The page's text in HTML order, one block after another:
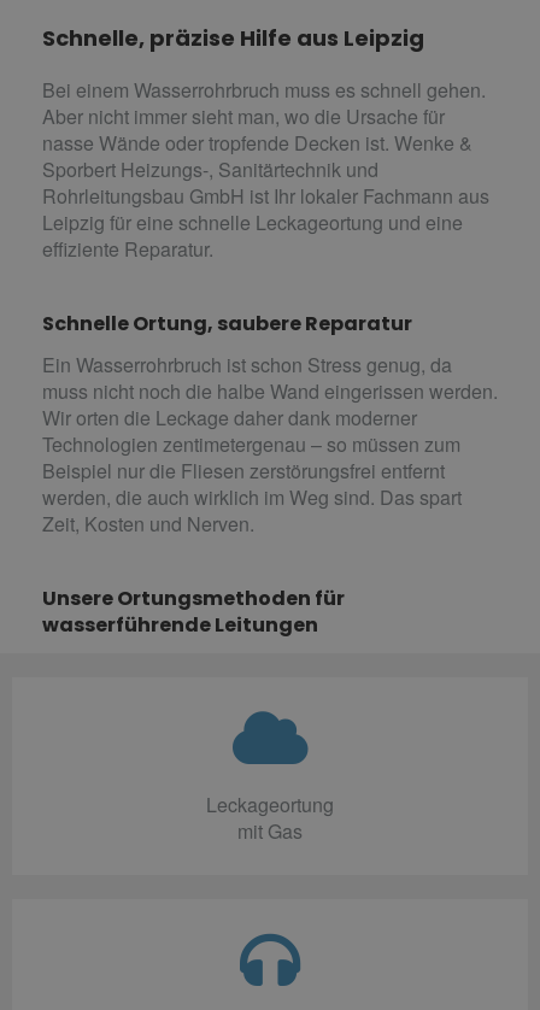
Schnelle, präzise Hilfe aus Leipzig
Bei einem Wasserrohrbruch muss es schnell gehen.
Aber nicht immer sieht man, wo die Ursache für
nasse Wände oder tropfende Decken ist. Wenke &
Sporbert Heizungs-, Sanitärtechnik und
Rohrleitungsbau GmbH ist Ihr lokaler Fachmann aus
Leipzig für eine schnelle Leckageortung und eine
effiziente Reparatur.
Schnelle Ortung, saubere Reparatur
Ein Wasserrohrbruch ist schon Stress genug, da
muss nicht noch die halbe Wand eingerissen werden.
Wir orten die Leckage daher dank moderner
Technologien zentimetergenau – so müssen zum
Beispiel nur die Fliesen zerstörungsfrei entfernt
werden, die auch wirklich im Weg sind. Das spart
Zeit, Kosten und Nerven.
Unsere Ortungsmethoden für
wasserführende Leitungen
Leckageortung
mit Gas